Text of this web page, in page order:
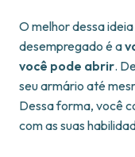
O melhor dessa
desempregado é a
você pode abrir.
seu armário até
Dessa forma, você
com as suas